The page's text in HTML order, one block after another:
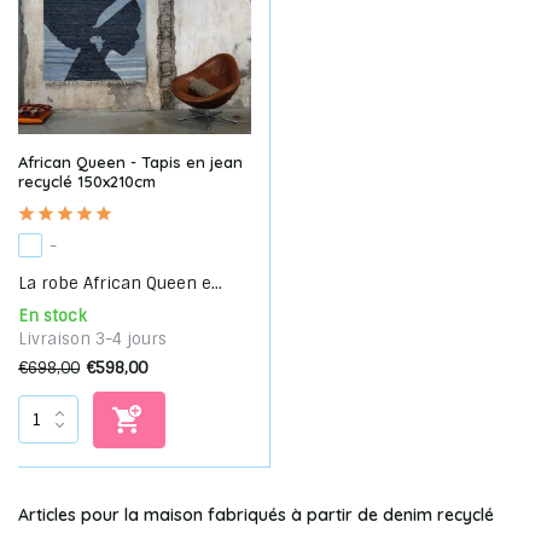
African Queen - Tapis en jean
recyclé 150x210cm
-
La robe African Queen e...
En stock
Livraison 3-4 jours
€698,00 €598,00
Articles pour la maison fabriqués à partir de denim recyclé